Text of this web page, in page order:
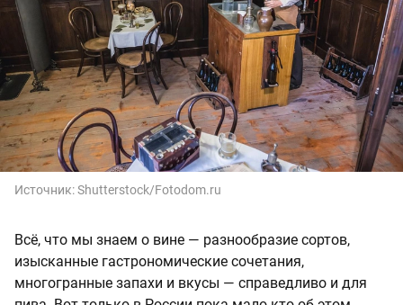
Источник:Shutterstock/Fotodom.ru
Всё, что мы знаем о вине — разнообразие сортов,
изысканные гастрономические сочетания,
многогранные запахи и вкусы — справедливо и для